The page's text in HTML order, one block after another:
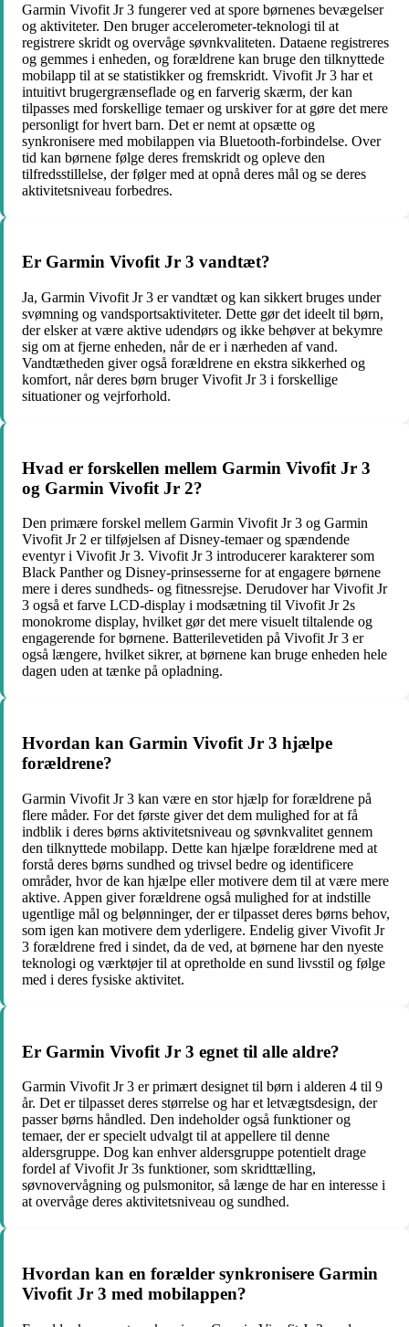
Garmin Vivofit Jr 3 fungerer ved at spore børnenes bevægelser
og aktiviteter. Den bruger accelerometer-teknologi til at
registrere skridt og overvåge søvnkvaliteten. Dataene registreres
og gemmes i enheden, og forældrene kan bruge den tilknyttede
mobilapp til at se statistikker og fremskridt. Vivofit Jr 3 har et
intuitivt brugergrænseflade og en farverig skærm, der kan
tilpasses med forskellige temaer og urskiver for at gøre det mere
personligt for hvert barn. Det er nemt at opsætte og
synkronisere med mobilappen via Bluetooth-forbindelse. Over
tid kan børnene følge deres fremskridt og opleve den
tilfredsstillelse, der følger med at opnå deres mål og se deres
aktivitetsniveau forbedres.
Er Garmin Vivofit Jr 3 vandtæt?
Ja, Garmin Vivofit Jr 3 er vandtæt og kan sikkert bruges under
svømning og vandsportsaktiviteter. Dette gør det ideelt til børn,
der elsker at være aktive udendørs og ikke behøver at bekymre
sig om at fjerne enheden, når de er i nærheden af vand.
Vandtætheden giver også forældrene en ekstra sikkerhed og
komfort, når deres børn bruger Vivofit Jr 3 i forskellige
situationer og vejrforhold.
Hvad er forskellen mellem Garmin Vivofit Jr 3
og Garmin Vivofit Jr 2?
Den primære forskel mellem Garmin Vivofit Jr 3 og Garmin
Vivofit Jr 2 er tilføjelsen af Disney-temaer og spændende
eventyr i Vivofit Jr 3. Vivofit Jr 3 introducerer karakterer som
Black Panther og Disney-prinsesserne for at engagere børnene
mere i deres sundheds- og fitnessrejse. Derudover har Vivofit Jr
3 også et farve LCD-display i modsætning til Vivofit Jr 2s
monokrome display, hvilket gør det mere visuelt tiltalende og
engagerende for børnene. Batterilevetiden på Vivofit Jr 3 er
også længere, hvilket sikrer, at børnene kan bruge enheden hele
dagen uden at tænke på opladning.
Hvordan kan Garmin Vivofit Jr 3 hjælpe
forældrene?
Garmin Vivofit Jr 3 kan være en stor hjælp for forældrene på
flere måder. For det første giver det dem mulighed for at få
indblik i deres børns aktivitetsniveau og søvnkvalitet gennem
den tilknyttede mobilapp. Dette kan hjælpe forældrene med at
forstå deres børns sundhed og trivsel bedre og identificere
områder, hvor de kan hjælpe eller motivere dem til at være mere
aktive. Appen giver forældrene også mulighed for at indstille
ugentlige mål og belønninger, der er tilpasset deres børns behov,
som igen kan motivere dem yderligere. Endelig giver Vivofit Jr
3 forældrene fred i sindet, da de ved, at børnene har den nyeste
teknologi og værktøjer til at opretholde en sund livsstil og følge
med i deres fysiske aktivitet.
Er Garmin Vivofit Jr 3 egnet til alle aldre?
Garmin Vivofit Jr 3 er primært designet til børn i alderen 4 til 9
år. Det er tilpasset deres størrelse og har et letvægtsdesign, der
passer børns håndled. Den indeholder også funktioner og
temaer, der er specielt udvalgt til at appellere til denne
aldersgruppe. Dog kan enhver aldersgruppe potentielt drage
fordel af Vivofit Jr 3s funktioner, som skridttælling,
søvnovervågning og pulsmonitor, så længe de har en interesse i
at overvåge deres aktivitetsniveau og sundhed.
Hvordan kan en forælder synkronisere Garmin
Vivofit Jr 3 med mobilappen?